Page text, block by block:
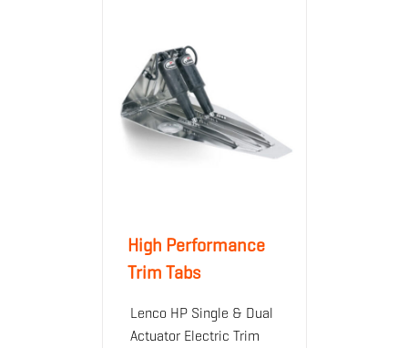
High Performance
Trim Tabs
Lenco HP Single & Dual
Actuator Electric Trim